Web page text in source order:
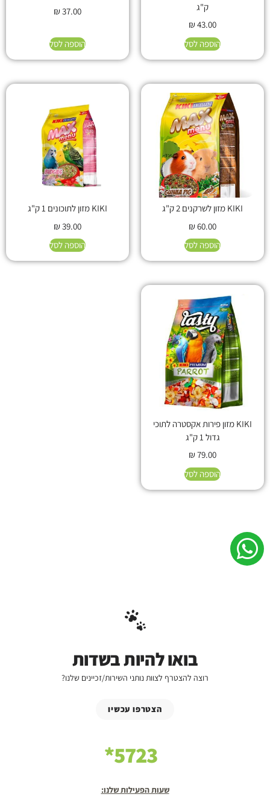
ק"ג
₪43.00
הוספה לסל
₪37.00
הוספה לסל
KIKI מזון לשרקנים 2 ק"ג
₪60.00
הוספה לסל
KIKI מזון לתוכונים 1 ק"ג
₪39.00
הוספה לסל
KIKI מזון פירות אקסטרה לתוכי
גדול 1 ק"ג
₪79.00
הוספה לסל
בואו להיות בשדות
רוצה להצטרף לצוות נותני השירות/זכיינים שלנו?
הצטרפו עכשיו
5723*
שעות הפעילות שלנו: